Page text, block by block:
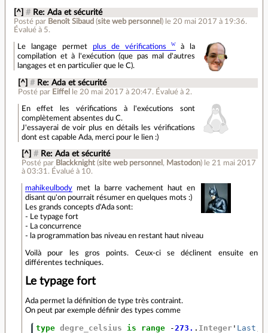
[^] # Re: Ada et sécurité
Posté par Benoît Sibaud (site web personnel ) le 20 mai 2017 à 19:36.
Évalué à 5.
Le langage permet plus de vérifications
à la
compilation et à l'exécution (que pas mal d'autres
langages et en particulier que le C).
[^] # Re: Ada et sécurité
Posté par Eiffel le 20 mai 2017 à 20:47. Évalué à 2.
En effet les vérifications à l'exécutions sont
complètement absentes du C.
J'essayerai de voir plus en détails les vérifications
dont est capable Ada, merci pour le lien :)
[^] # Re: Ada et sécurité
Posté par Blackknight (site web personnel , Mastodon) le 21 mai 2017
à 03:31 . Évalué à 10.
mahikeulbody met la barre vachement haut en
disant qu'on pourrait résumer en quelques mots :)
Les grands concepts d'Ada sont:
- Le typage fort
- La concurrence
- la programmation bas niveau en restant haut niveau
Voilà pour les gros points. Ceux-ci se déclinent ensuite en
différentes techniques.
Le typage fort
Ada permet la définition de type très contraint.
On peut par exemple définir des types comme
type degre_celsius is range - 273. . Integer ' Last